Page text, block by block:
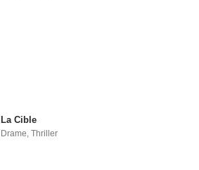
La Cible
Drame ,Thriller